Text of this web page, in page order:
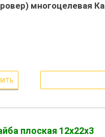
многоцелевая
плоская 12х22х3